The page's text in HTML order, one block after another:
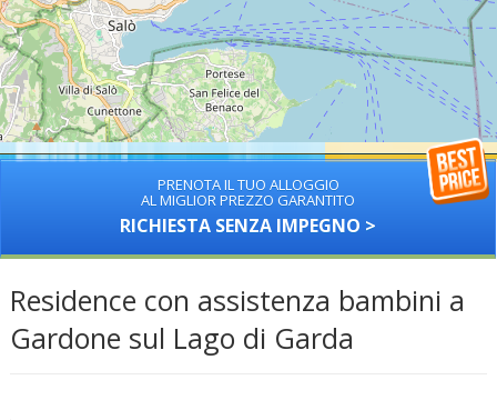
PRENOTA IL TUO ALLOGGIO
AL MIGLIOR PREZZO GARANTITO
RICHIESTA SENZA IMPEGNO >
Residence con assistenza bambini a
Gardone sul Lago di Garda